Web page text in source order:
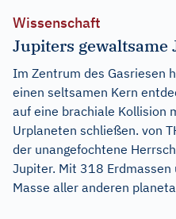
Wissenschaft
Jupiters gewaltsame
Im Zentrum des Gasriesen
einen seltsamen Kern
auf eine brachiale Kollision
Urplaneten schließen. von
der unangefochtene
Jupiter. Mit 318
Masse aller anderen